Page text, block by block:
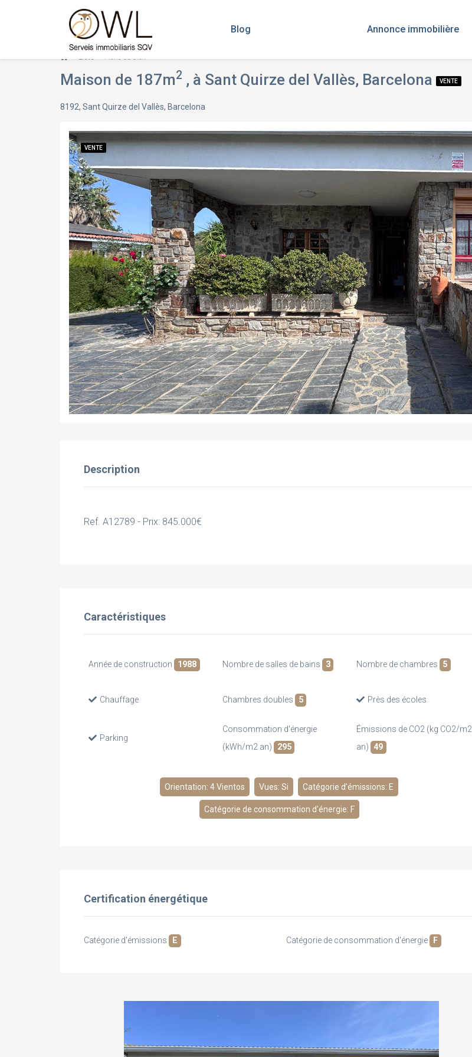
Blog Annonce immobilière
Liste Fiche du bien
Maison de 187m2 , à Sant Quirze del Vallès, Barcelona VENTE
8192, Sant Quirze del Vallès, Barcelona
VENTE
Description
Ref. A12789 - Prix: 845.000€
Caractéristiques
Année de construction 1988 Nombre de salles de bains 3 Nombre de chambres 5
Chauffage Chambres doubles 5 Près des écoles
Parking
Consommation d'énergie
(kWh/m2 an)
295
Émissions de CO2 (kg CO2/m2
an) 49
Orientation: 4 Vientos Vues: Si Catégorie d'émissions: E
Catégorie de consommation d'énergie: F
Certification énergétique
Catégorie d'émissions E Catégorie de consommation d'énergie F